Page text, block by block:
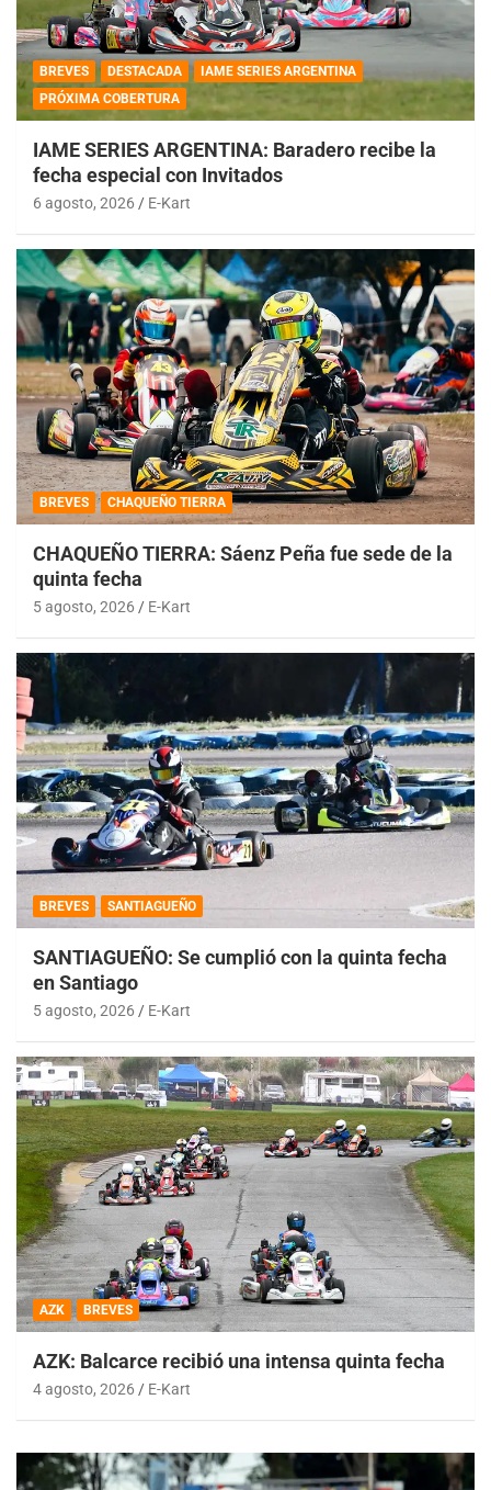
BREVES DESTACADA
IAME SERIES ARGENTINA
PRÓXIMA COBERTURA
IAME SERIES ARGENTINA: Baradero recibe la
fecha especial con Invitados
6 agosto, 2026 E-Kart
BREVES CHAQUEÑO TIERRA
CHAQUEÑO TIERRA: Sáenz Peña fue sede de la
quinta fecha
5 agosto, 2026 E-Kart
BREVES SANTIAGUEÑO
SANTIAGUEÑO: Se cumplió con la quinta fecha
en Santiago
5 agosto, 2026 E-Kart
AZK BREVES
AZK: Balcarce recibió una intensa quinta fecha
4 agosto, 2026 E-Kart